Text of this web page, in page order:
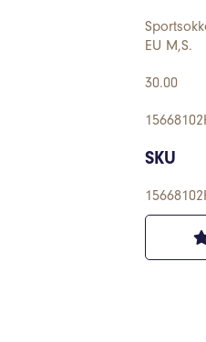
EU M,S.
30.00
SKU